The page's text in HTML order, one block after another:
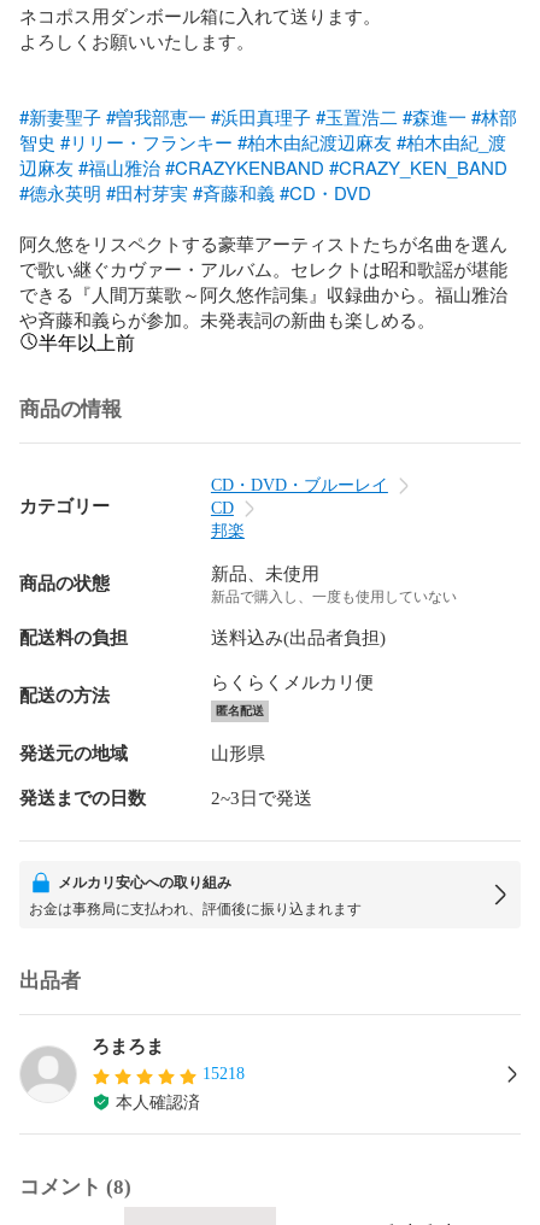
ネコポス用ダンボール箱に入れて送ります。
よろしくお願いいたします。
#新妻聖子#曽我部恵一 #浜田真理子#玉置浩二 #森進一 #林部
智史 #リリー・フランキー #柏木由紀渡辺麻友#柏木由紀_渡
辺麻友#福山雅治#CRAZYKENBAND #CRAZY_KEN_BAND
#德永英明 #田村芽実#斉藤和義#CD・DVD
阿久悠をリスペクトする豪華アーティストたちが名曲を選ん
で歌い継ぐカヴァー・アルバム。セレクトは昭和歌謡が堪能
できる『人間万葉歌～阿久悠作詞集』収録曲から。福山雅治
や斉藤和義らが参加。未発表詞の新曲も楽しめる。
半年以上前
商品の情報
カテゴリー
CD・DVD・ブルーレイ
CD
邦楽
商品の状態 新品、未使用
新品で購入し、一度も使用していない
配送料の負担 送料込み(出品者負担)
配送の方法
らくらくメルカリ便
匿名配送
発送元の地域 山形県
発送までの日数 2~3日で発送
メルカリ安心への取り組み
お金は事務局に支払われ、評価後に振り込まれます
出品者
ろまろま
15218
本人確認済
コメント (8)